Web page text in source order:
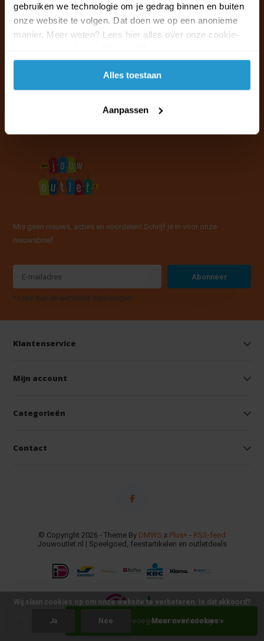
gebruiken we technologie om je gedrag binnen en buiten
onze website te volgen. Dat doen we op een anonieme
manier. Meer weten? Lees hier alles over onze cookie-
accepteren.
Alles toestaan
Aanpassen
+ Toevoegen aan winkelwagen
Ma t/m vr van 09:30 - 16:00 telefonisch
+31 (0)13 785 62 41
Naar de klantenservice & FAQ
Mis geen nieuws, acties en voordelen! Schrijf je in voor onze
nieuwsbrief
Abonneer
* Lees hier de wettelijke beperkingen
Klantenservice
Mijn account
Categorieën
Contact
© Copyright 2026 - Theme By DMWS x Plus+ - RSS-feed
Jouwoutlet.nl | Speelgoed, feestartikelen en outletdeals
Wij slaan cookies op om onze website te verbeteren. Is dat akkoord?
Ja Nee Meer over cookies »